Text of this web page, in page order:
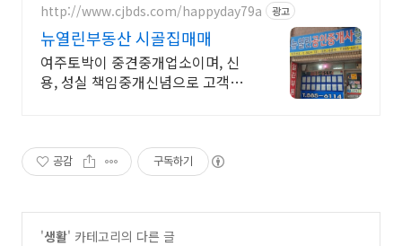
http://www.cjbds.com/happyday79a 광고
뉴열린부동산 시골집매매
여주토박이 중견중개업소이며, 신
용, 성실 책임중개신념으로 고객님
공감 구독하기
'생활' 카테고리의 다른 글